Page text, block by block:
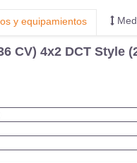
OTRAS SECCIONES
CV) 4x2 DCT Style